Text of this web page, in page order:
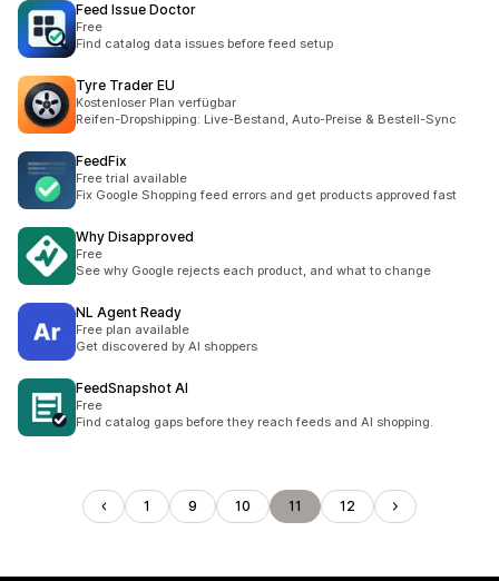
Feed Issue Doctor
Free
Find catalog data issues before feed setup
Tyre Trader EU
Kostenloser Plan verfügbar
Reifen-Dropshipping: Live-Bestand, Auto-Preise & Bestell-Sync
FeedFix
Free trial available
Fix Google Shopping feed errors and get products approved fast
Why Disapproved
Free
See why Google rejects each product, and what to change
NL Agent Ready
Free plan available
Get discovered by AI shoppers
FeedSnapshot AI
Free
Find catalog gaps before they reach feeds and AI shopping.
1 9 10 11 12